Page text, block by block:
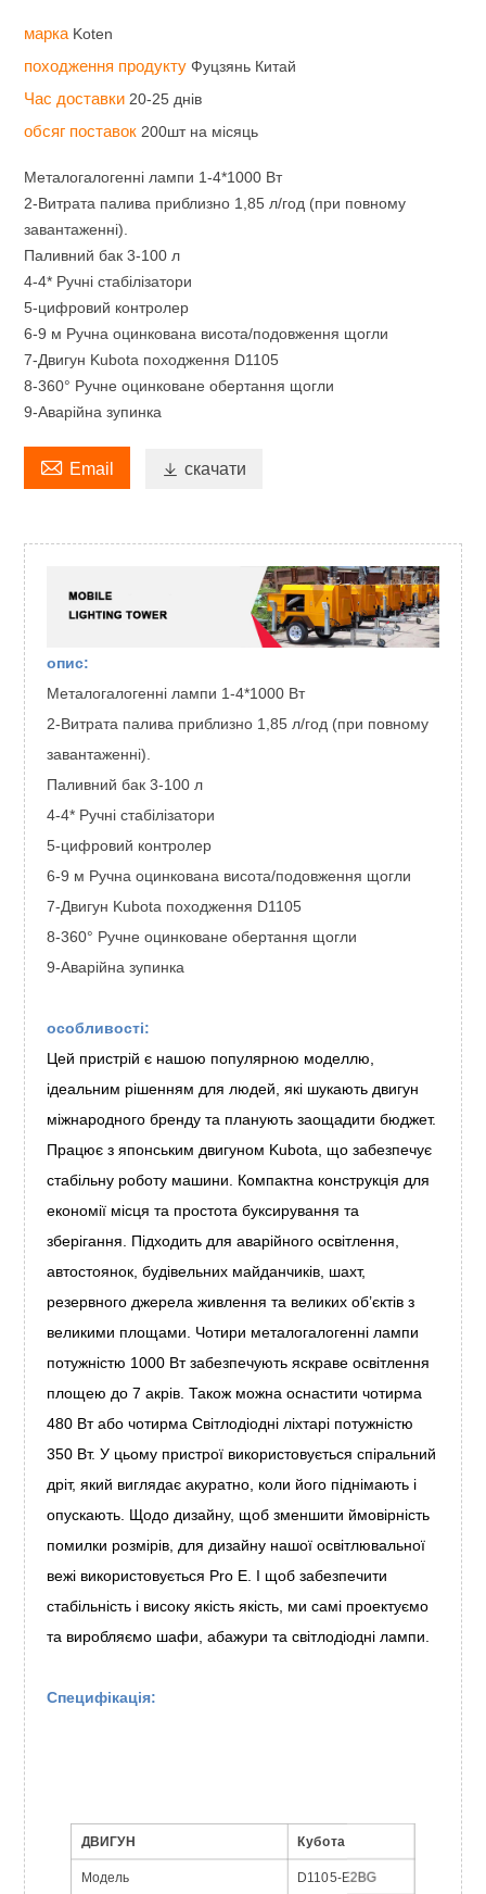
марка Koten
походження продуктуФуцзянь Китай
Час доставки 20-25 днів
обсяг поставок 200шт на місяць
Металогалогенні лампи 1-4*1000 Вт
2-Витрата палива приблизно 1,85 л/год (при повному
завантаженні).
Паливний бак 3-100 л
4-4* Ручні стабілізатори
5-цифровий контролер
6-9 м Ручна оцинкована висота/подовження щогли
7-Двигун Kubota походження D1105
8-360° Ручне оцинковане обертання щогли
9-Аварійна зупинка
 Email  скачати
опис:
Металогалогенні лампи 1-4*1000 Вт
2-Витрата палива приблизно 1,85 л/год (при повному
завантаженні).
Паливний бак 3-100 л
4-4* Ручні стабілізатори
5-цифровий контролер
6-9 м Ручна оцинкована висота/подовження щогли
7-Двигун Kubota походження D1105
8-360° Ручне оцинковане обертання щогли
9-Аварійна зупинка
особливості:
Цей пристрій є нашою популярною моделлю,
ідеальним рішенням для людей, які шукають двигун
міжнародного бренду та планують заощадити бюджет.
Працює з японським двигуном Kubota, що забезпечує
стабільну роботу машини. Компактна конструкція для
економії місця та простота буксирування та
зберігання. Підходить для аварійного освітлення,
автостоянок, будівельних майданчиків, шахт,
резервного джерела живлення та великих об’єктів з
великими площами. Чотири металогалогенні лампи
потужністю 1000 Вт забезпечують яскраве освітлення
площею до 7 акрів. Також можна оснастити чотирма
480 Вт або чотирма Світлодіодні ліхтарі потужністю
350 Вт. У цьому пристрої використовується спіральний
дріт, який виглядає акуратно, коли його піднімають і
опускають. Щодо дизайну, щоб зменшити ймовірність
помилки розмірів, для дизайну нашої освітлювальної
вежі використовується Pro E. І щоб забезпечити
стабільність і високу якість якість, ми самі проектуємо
та виробляємо шафи, абажури та світлодіодні лампи.
Специфікація:
ДВИГУН Кубота
Модель D1105-E2BG